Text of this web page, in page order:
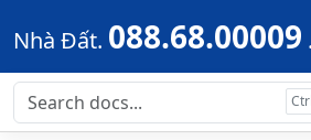
Skip to main content Skip to
Nhà Đất. 088.68.00009